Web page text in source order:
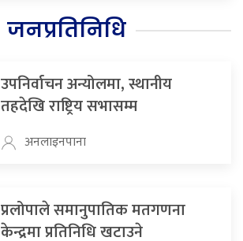
जनप्रतिनिधि
उपनिर्वाचन अन्योलमा, स्थानीय
तहदेखि राष्ट्रिय सभासम्म
अनलाइनपाना
प्रलोपाले समानुपातिक मतगणना
केन्द्रमा प्रतिनिधि खटाउने